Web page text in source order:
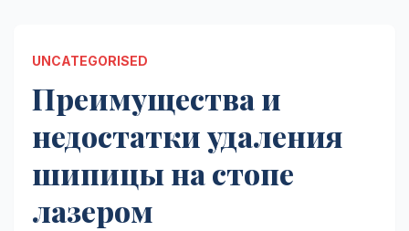
UNCATEGORISED
Преимущества и
недостатки удаления
шипицы на стопе
лазером